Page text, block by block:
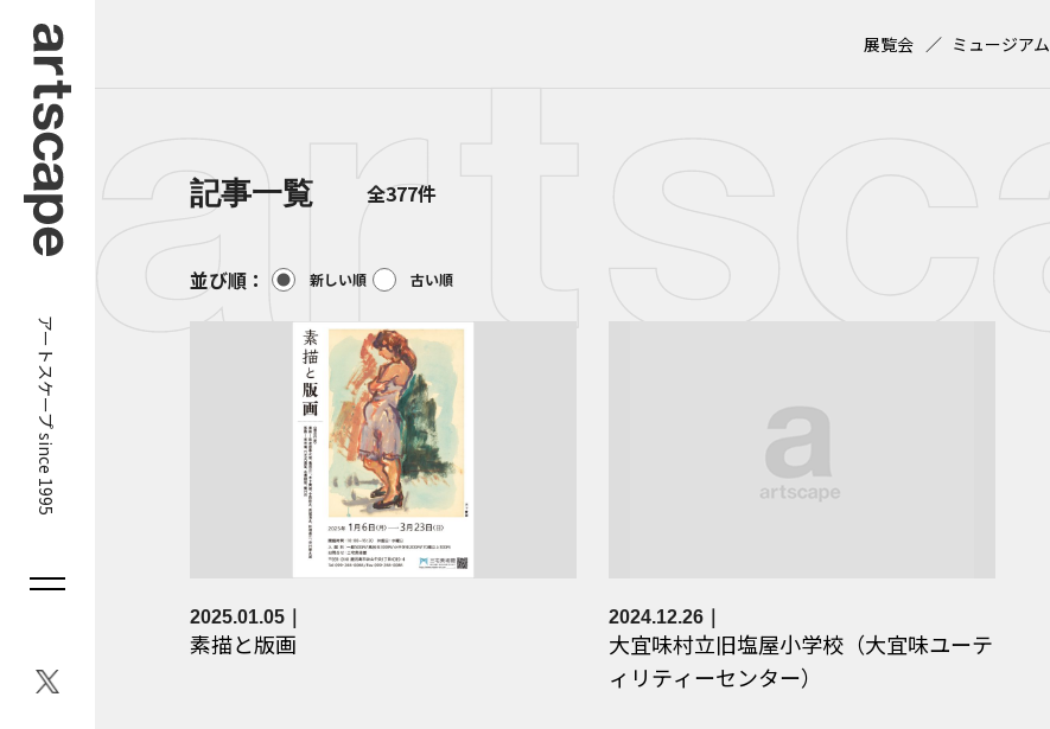
アートスケープ since 1995
展覧会 ミュージアム
記事一覧 全377件
並び順： 新しい順 古い順
2025.01.05
素描と版画
2024.12.26
大宜味村立旧塩屋小学校（大宜味ユーテ
ィリティーセンター）